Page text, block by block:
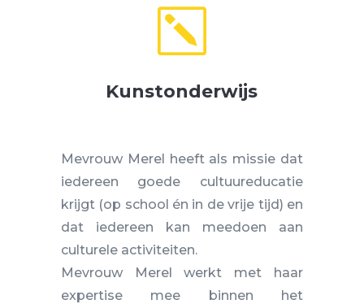
k
Kunstonderwijs
Mevrouw Merel heeft als missie dat
iedereen goede cultuureducatie
krijgt (op school én in de vrije tijd) en
dat iedereen kan meedoen aan
culturele activiteiten.
Mevrouw Merel werkt met haar
expertise mee binnen het